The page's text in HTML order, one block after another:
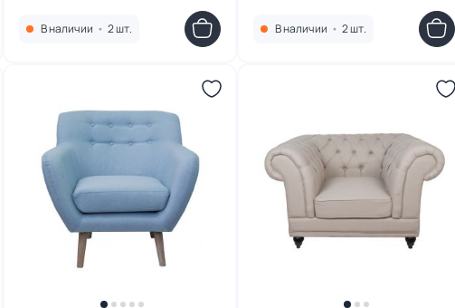
В наличии • 2 шт. В наличии • 2 шт.